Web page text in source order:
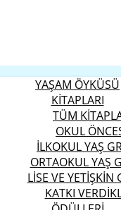
YAŞAM ÖYKÜSÜ
KİTAPLARI
TÜM
OKUL
İLKOKUL YAŞ
ORTAOKUL YAŞ
LİSE VE YETİŞKİN
KATKI